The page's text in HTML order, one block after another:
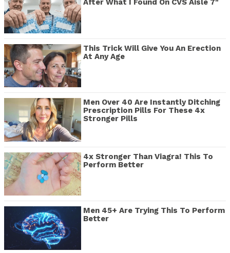
After What I Found On CVS Aisle 7"
This Trick Will Give You An Erection
At Any Age
Men Over 40 Are Instantly Ditching
Prescription Pills For These 4x
Stronger Pills
4x Stronger Than Viagra! This To
Perform Better
Men 45+ Are Trying This To Perform
Better